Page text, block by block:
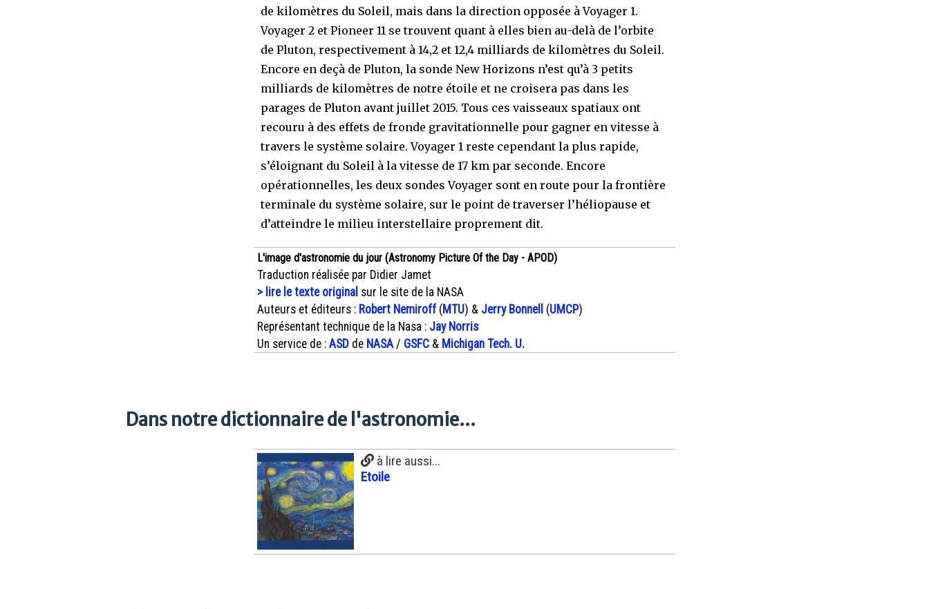
de kilomètres du Soleil, mais dans la direction opposée à Voyager 1.
Voyager 2 et Pioneer 11 se trouvent quant à elles bien au-delà de l’orbite
de Pluton, respectivement à 14,2 et 12,4 milliards de kilomètres du Soleil.
Encore en deçà de Pluton, la sonde New Horizons n’est qu’à 3 petits
milliards de kilomètres de notre étoile et ne croisera pas dans les
parages de Pluton avant juillet 2015. Tous ces vaisseaux spatiaux ont
recouru à des effets de fronde gravitationnelle pour gagner en vitesse à
travers le système solaire. Voyager 1 reste cependant la plus rapide,
s’éloignant du Soleil à la vitesse de 17 km par seconde. Encore
opérationnelles, les deux sondes Voyager sont en route pour la frontière
terminale du système solaire, sur le point de traverser l’héliopause et
d’atteindre le milieu interstellaire proprement dit.
L'image d'astronomie du jour (Astronomy Picture Of the Day - APOD)
Traduction réalisée par Didier Jamet
> lire le texte original sur le site de la NASA
Auteurs et éditeurs : Robert Nemiroff( MTU) & Jerry Bonnell (UMCP)
Représentant technique de la Nasa : Jay Norris
Un service de : ASD de NASA/ GSFC & Michigan Tech. U.
Dans notre dictionnaire de l'astronomie...
à lire aussi...
Etoile